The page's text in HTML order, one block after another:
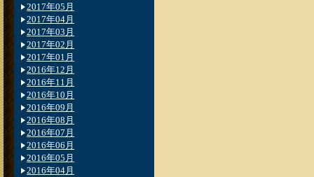
2017年05月
2017年04月
2017年03月
2017年02月
2017年01月
2016年12月
2016年11月
2016年10月
2016年09月
2016年08月
2016年07月
2016年06月
2016年05月
2016年04月